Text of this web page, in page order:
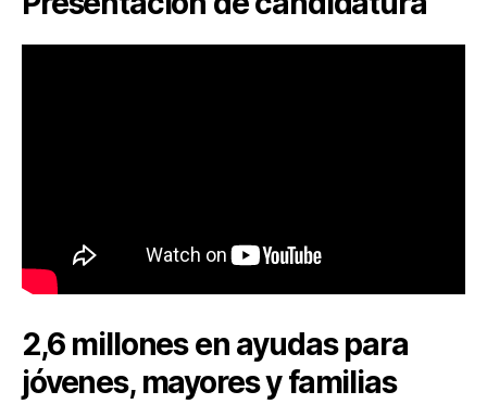
2,6 millones en ayudas para
jóvenes, mayores y familias